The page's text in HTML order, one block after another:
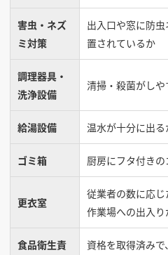
害虫・ネズ
ミ対策
出入口や窓に防
置されているか
調理器具・
洗浄設備
清掃・殺菌がし
給湯設備 温水が十分に出る
ゴミ箱 厨房にフタ付き
更衣室
従業者の数に応
作業場への出入
食品衛生責
資格を取得済み